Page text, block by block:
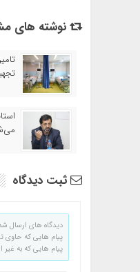
نوشته های
ثبت دیدگاه
دیدگاه های ارسال
پیام هایی که حاوی
پیام هایی که به